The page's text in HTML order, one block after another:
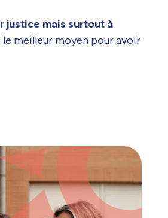
justice mais surtout à
meilleur moyen pour avoir